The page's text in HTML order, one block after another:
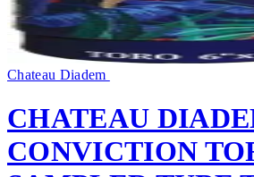
Chateau Diadem
CHATEAU
CONVICTION